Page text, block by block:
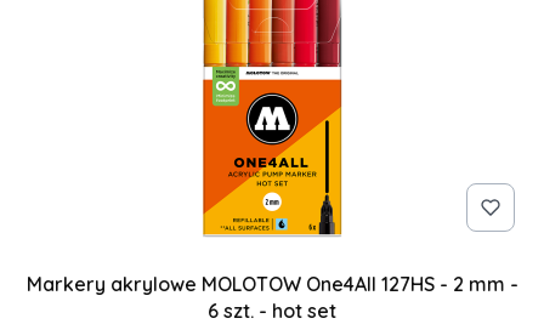
Markery akrylowe MOLOTOW One4All 127HS - 2 mm -
6 szt. - hot set